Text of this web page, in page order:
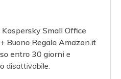
Kaspersky Small Office
+ Buono Regalo Amazon.it
entro 30 giorni e
disattivabile.